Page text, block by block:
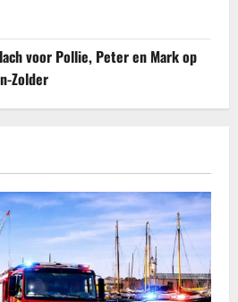
voor Pollie, Peter en Mark op
Zolder